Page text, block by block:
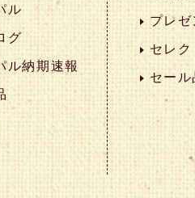
ル
グ
ル納期速報
プレ
セレ
セール